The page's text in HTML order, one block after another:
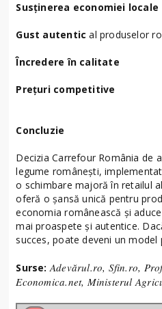
Susținerea economiei locale
Gust autentic al produselor
Încredere în calitate
Prețuri competitive
Concluzie
Decizia Carrefour România de
legume românești,
o schimbare majoră în retailul
oferă o șansă unică pentru
economia românească și
mai proaspete și autentice.
succes, poate deveni un
Surse: Adevărul.ro, Sfin.ro,
Economica.net, Ministerul